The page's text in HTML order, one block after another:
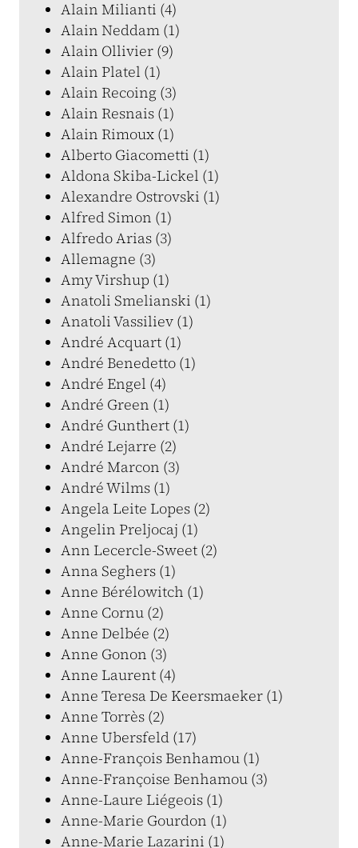
Alain Milianti (4)
Alain Neddam (1)
Alain Ollivier (9)
Alain Platel (1)
Alain Recoing (3)
Alain Resnais (1)
Alain Rimoux (1)
Alberto Giacometti (1)
Aldona Skiba-Lickel (1)
Alexandre Ostrovski (1)
Alfred Simon (1)
Alfredo Arias (3)
Allemagne (3)
Amy Virshup (1)
Anatoli Smelianski (1)
Anatoli Vassiliev (1)
André Acquart (1)
André Benedetto (1)
André Engel (4)
André Green (1)
André Gunthert (1)
André Lejarre (2)
André Marcon (3)
André Wilms (1)
Angela Leite Lopes (2)
Angelin Preljocaj (1)
Ann Lecercle-Sweet (2)
Anna Seghers (1)
Anne Bérélowitch (1)
Anne Cornu (2)
Anne Delbée (2)
Anne Gonon (3)
Anne Laurent (4)
Anne Teresa De Keersmaeker (1)
Anne Torrès (2)
Anne Ubersfeld (17)
Anne-François Benhamou (1)
Anne-Françoise Benhamou (3)
Anne-Laure Liégeois (1)
Anne-Marie Gourdon (1)
Anne-Marie Lazarini (1)